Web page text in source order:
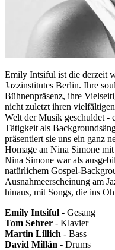
Emily Intsiful ist die derzeit
Jazzinstitutes Berlin. Ihre
Bühnenpräsenz, ihre
nicht zuletzt ihren
Welt der Musik geschuldet -
Tätigkeit als
präsentiert sie uns ein ganz
Homage an Nina Simone
Nina Simone war als
natürlichem Gospel-
Ausnahmeerscheinung am
hinaus, mit Songs, die ins
Emily Intsiful - Gesang
Tom Sehrer - Klavier
Martin Lillich - Bass
David Millán - Drums